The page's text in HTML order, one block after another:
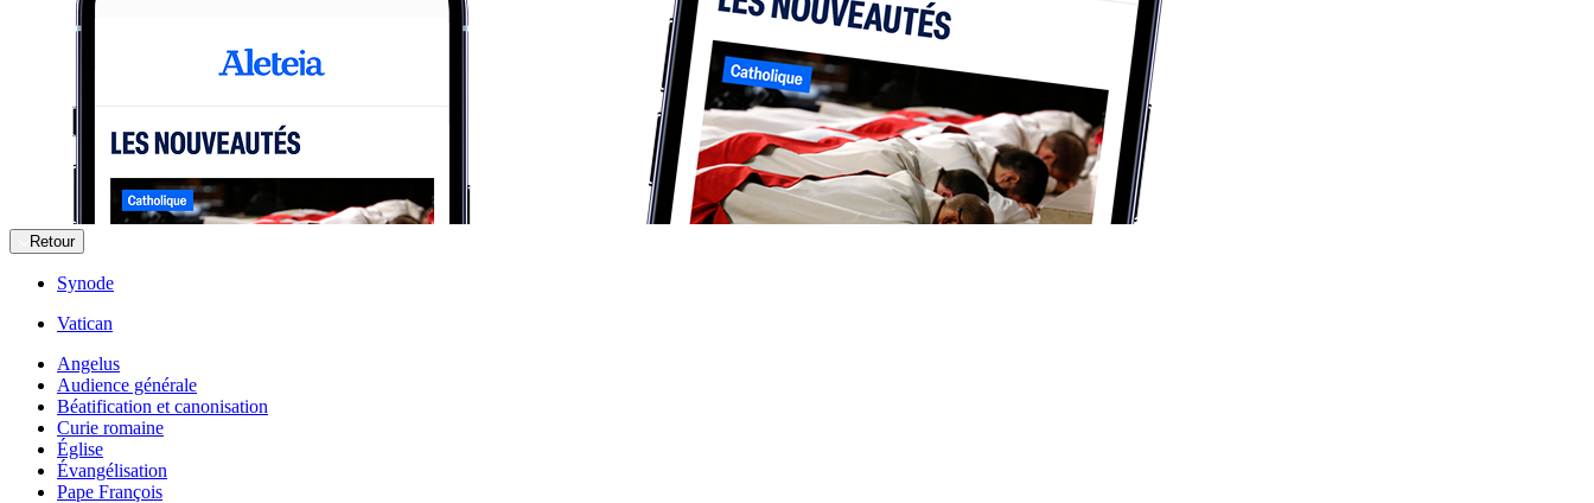
Retour
Synode
Vatican
Angelus
Audience générale
Béatification et canonisation
Curie romaine
Église
Évangélisation
Pape François